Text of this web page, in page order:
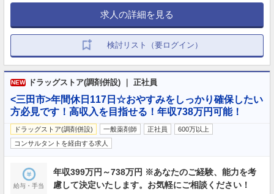
求人の詳細を見る
検討リスト（要ログイン）
NEW ドラッグストア(調剤併設) ｜ 正社員
<三田市>年間休日117日☆おやすみをしっかり確保したい
方必見です！高収入を目指せる！年収738万円可能！
ドラッグストア(調剤併設) 一般薬剤師 正社員
600万以上
コンサルタントを経由する求人
給与・手当
年収399万円～738万円 ※あなたのご経験、能力を考
慮して決定いたします。お気軽にご相談ください！